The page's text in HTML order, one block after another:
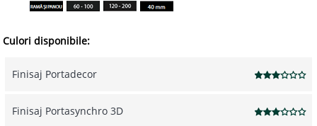
Culori disponibile:
Finisaj Portadecor
Finisaj Portasynchro 3D